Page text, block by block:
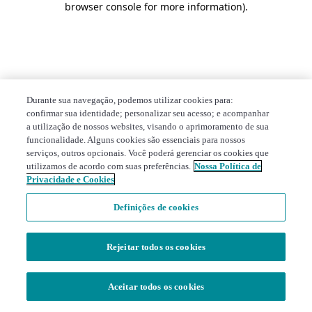
browser console for more information).
Durante sua navegação, podemos utilizar cookies para:
confirmar sua identidade; personalizar seu acesso; e acompanhar
a utilização de nossos websites, visando o aprimoramento de sua
funcionalidade. Alguns cookies são essenciais para nossos
serviços, outros opcionais. Você poderá gerenciar os cookies que
utilizamos de acordo com suas preferências. Nossa Política de
Privacidade e Cookies
Definições de cookies
Rejeitar todos os cookies
Aceitar todos os cookies